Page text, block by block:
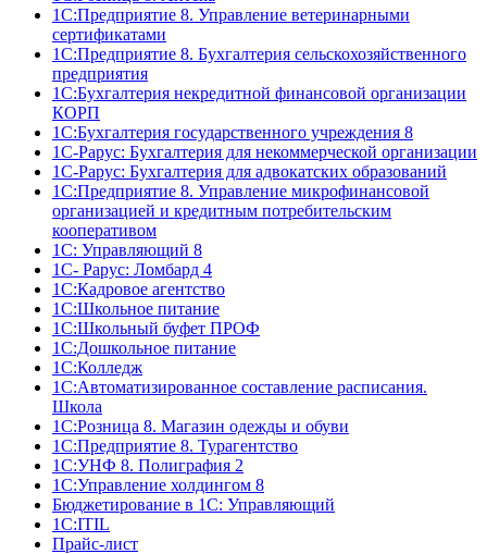
1C:Предприятие 8. Управление ветеринарными
сертификатами
1С:Предприятие 8. Бухгалтерия сельскохозяйственного
предприятия
1C:Бухгалтерия некредитной финансовой организации
КОРП
1С:Бухгалтерия государственного учреждения 8
1С-Рарус: Бухгалтерия для некоммерческой организации
1С-Рарус: Бухгалтерия для адвокатских образований
1С:Предприятие 8. Управление микрофинансовой
организацией и кредитным потребительским
кооперативом
1С: Управляющий 8
1С- Рарус: Ломбард 4
1С:Кадровое агентство
1С:Школьное питание
1С:Школьный буфет ПРОФ
1C:Дошкольное питание
1С:Колледж
1С:Автоматизированное составление расписания.
Школа
1С:Розница 8. Магазин одежды и обуви
1С:Предприятие 8. Турагентство
1С:УНФ 8. Полиграфия 2
1С:Управление холдингом 8
Бюджетирование в 1С: Управляющий
1С:ITIL
Прайс-лист